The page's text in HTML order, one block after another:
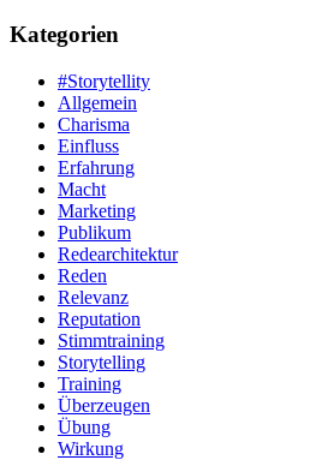
Kategorien
#Storytellity
Allgemein
Charisma
Einfluss
Erfahrung
Macht
Marketing
Publikum
Redearchitektur
Reden
Relevanz
Reputation
Stimmtraining
Storytelling
Training
Überzeugen
Übung
Wirkung